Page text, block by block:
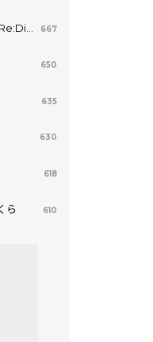
667
650
635
630
618
ら 610